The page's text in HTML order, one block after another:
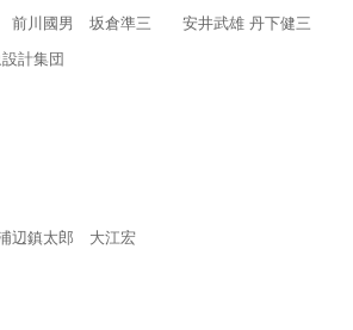
前川國男 坂倉準三 安井武雄 丹下健三
計集団
鎮太郎 大江宏